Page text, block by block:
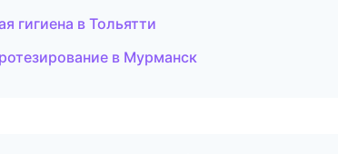
гигиена в Тольятти
в Мурманск